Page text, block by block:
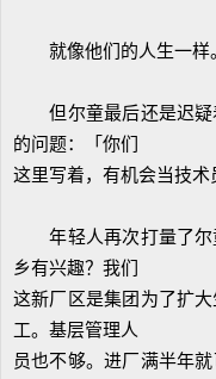
就像他们的人生一样
但尔童最后还是迟疑
的问题：「你们
这里写着，有机会当技
年轻人再次打量了尔
乡有兴趣？我们
这新厂区是集团为了扩
工。基层管理人
员也不够。进厂满半年